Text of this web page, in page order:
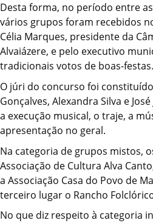
Desta forma, no período entre
vários grupos foram recebidos
Célia Marques, presidente da
Alvaiázere, e pelo executivo
tradicionais votos de boas-festas.
O júri do concurso foi
Gonçalves, Alexandra Silva e
a execução musical, o traje, a
apresentação no geral.
Na categoria de grupos mistos,
Associação de Cultura Alva
a Associação Casa do Povo de
terceiro lugar o Rancho
No que diz respeito à categoria